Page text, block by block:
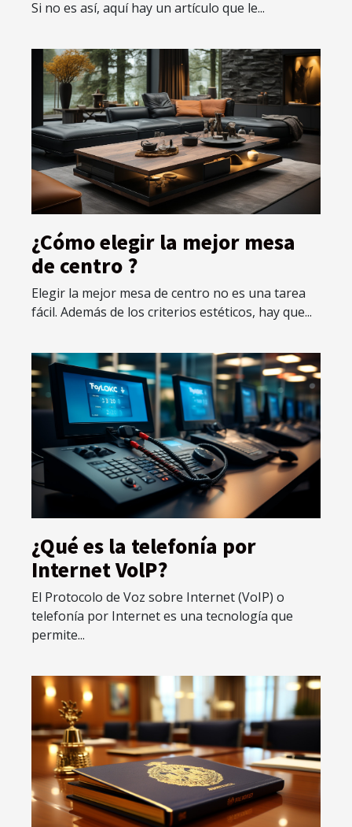
Si no es así, aquí hay un artículo que le...
¿Cómo elegir la mejor mesa
de centro ?
Elegir la mejor mesa de centro no es una tarea
fácil. Además de los criterios estéticos, hay que...
¿Qué es la telefonía por
Internet VolP?
El Protocolo de Voz sobre Internet (VoIP) o
telefonía por Internet es una tecnología que
permite...